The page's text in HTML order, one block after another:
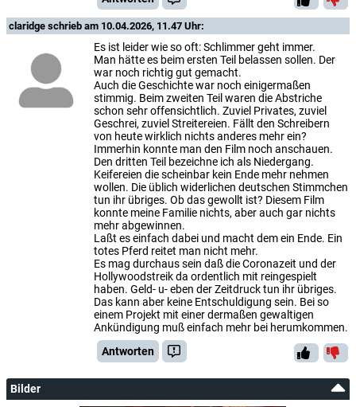
claridge schrieb am 10.04.2026, 11.47 Uhr:
Es ist leider wie so oft: Schlimmer geht immer.
Man hätte es beim ersten Teil belassen sollen. Der
war noch richtig gut gemacht.
Auch die Geschichte war noch einigermaßen
stimmig. Beim zweiten Teil waren die Abstriche
schon sehr offensichtlich. Zuviel Privates, zuviel
Geschrei, zuviel Streitereien. Fällt den Schreibern
von heute wirklich nichts anderes mehr ein?
Immerhin konnte man den Film noch anschauen.
Den dritten Teil bezeichne ich als Niedergang.
Keifereien die scheinbar kein Ende mehr nehmen
wollen. Die üblich widerlichen deutschen Stimmchen
tun ihr übriges. Ob das gewollt ist? Diesem Film
konnte meine Familie nichts, aber auch gar nichts
mehr abgewinnen.
Laßt es einfach dabei und macht dem ein Ende. Ein
totes Pferd reitet man nicht mehr.
Es mag durchaus sein daß die Coronazeit und der
Hollywoodstreik da ordentlich mit reingespielt
haben. Geld- u- eben der Zeitdruck tun ihr übriges.
Das kann aber keine Entschuldigung sein. Bei so
einem Projekt mit einer dermaßen gewaltigen
Ankündigung muß einfach mehr bei herumkommen.
Antworten
Bilder